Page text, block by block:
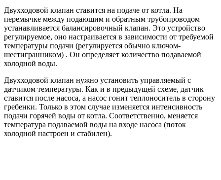
Двухходовой клапан ставится на подаче от котла. На
перемычке между подающим и обратным трубопроводом
устанавливается балансировочный клапан. Это устройство
регулируемое, оно настраивается в зависимости от требуемой
температуры подачи (регулируется обычно ключом-
шестигранником) . Он определяет количество подаваемой
холодной воды.
Двухходовой клапан нужно установить управляемый с
датчиком температуры. Как и в предыдущей схеме, датчик
ставится после насоса, а насос гонит теплоноситель в сторону
гребенки. Только в этом случае изменяется интенсивность
подачи горячей воды от котла. Соответственно, меняется
температура подаваемой воды на входе насоса (поток
холодной настроен и стабилен).